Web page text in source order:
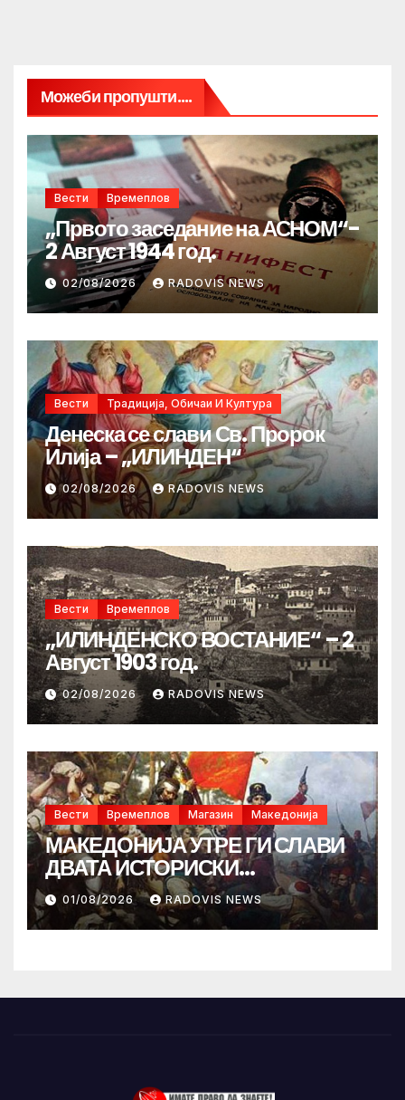
Можеби пропушти....
Вести Времеплов
„Првото заседание на АСНОМ“-
2 Август 1944 год.
02/08/2026 RADOVIS NEWS
Вести Традиција, Обичаи И Култура
Денеска се слави Св. Пророк
Илија – „ИЛИНДЕН“
02/08/2026 RADOVIS NEWS
Вести Времеплов
„ИЛИНДЕНСКО ВОСТАНИЕ“ – 2
Август 1903 год.
02/08/2026 RADOVIS NEWS
Вести Времеплов Магазин Македонија
МАКЕДОНИЈА УТРЕ ГИ СЛАВИ
ДВАТА ИСТОРИСКИ
ИЛИНДЕНА!
01/08/2026 RADOVIS NEWS